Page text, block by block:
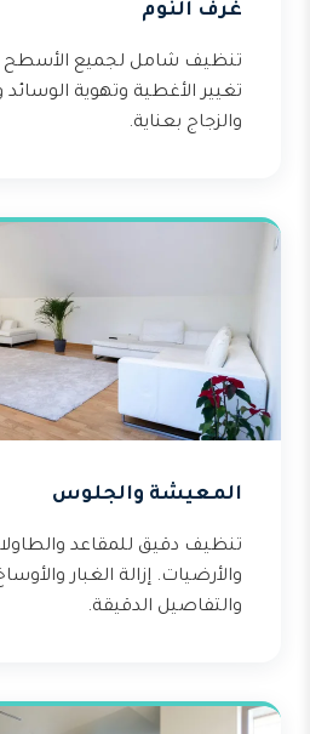
غرف النوم
تنظيف شامل لجميع الأسطح
تغيير الأغطية وتهوية
والزجاج بعناية.
المعيشة والجلوس
تنظيف دقيق للمقاعد
والأرضيات. إزالة الغبار
والتفاصيل الدقيقة.